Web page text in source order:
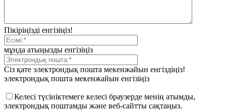
Пікіріңізді енгізіңіз!
мұнда атыңызды енгізіңіз
Сіз қате электрондық пошта мекенжайын енгіздіңіз!
электрондық пошта мекенжайын енгізіңіз
Келесі түсініктемеге келесі браузерде менің атымды,
электрондық поштамды және веб-сайтты сақтаңыз.